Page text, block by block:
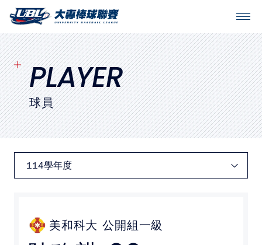
SITEMAP
首頁
球隊戰績
賽程表
球隊與球員
比賽場地
PLAYER
球員
美和科大 公開組一級